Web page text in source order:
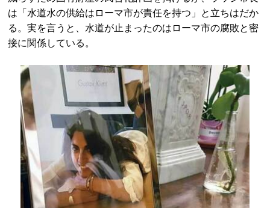
は「水道水の供給はローマ市が責任を持つ」と立ちはだか
る。実を言うと、水道が止まったのはローマ市の腐敗と密
接に関係している。